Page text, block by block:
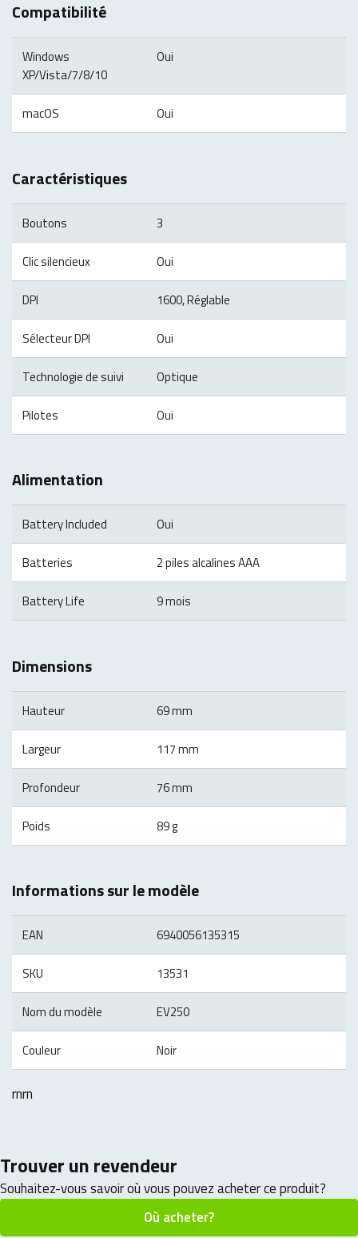
Compatibilité
Windows
XP/Vista/7/8/10
Oui
macOS Oui
Caractéristiques
Boutons 3
Clic silencieux Oui
DPI 1600, Réglable
Sélecteur DPI Oui
Technologie de suivi Optique
Pilotes Oui
Alimentation
Battery Included Oui
Batteries 2 piles alcalines AAA
Battery Life 9 mois
Dimensions
Hauteur 69 mm
Largeur 117 mm
Profondeur 76 mm
Poids 89 g
Informations sur le modèle
EAN 6940056135315
SKU 13531
Nom du modèle EV250
Couleur Noir
rnrn
Trouver un revendeur
Souhaitez-vous savoir où vous pouvez acheter ce produit?
Où acheter?